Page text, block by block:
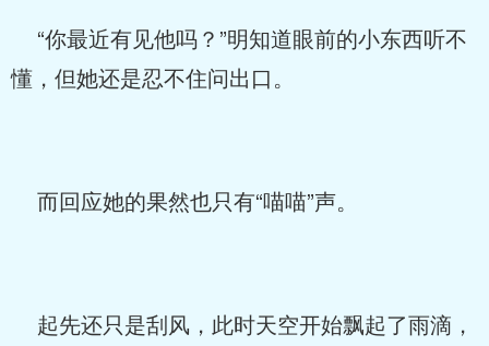
“你最近有见他吗？”明知道眼前的小东西听不
懂，但她还是忍不住问出口。
而回应她的果然也只有“喵喵”声。
起先还只是刮风，此时天空开始飘起了雨滴，